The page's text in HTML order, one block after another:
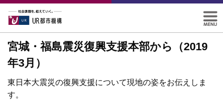
宮城・福島震災復興支援本部から（2019
年3月）
東日本大震災の復興支援について現地の姿をお伝えしま
す。